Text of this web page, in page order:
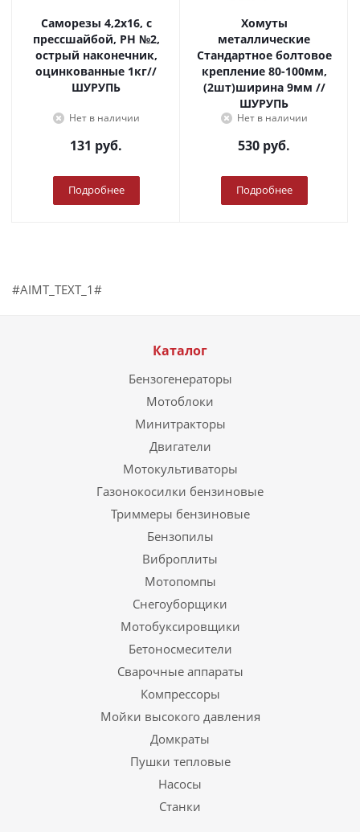
Саморезы 4,2х16, с
прессшайбой, PH №2,
острый наконечник,
оцинкованные 1кг//
ШУРУПЬ
Нет в наличии
131 руб.
Подробнее
Хомуты
металлические
Стандартное болтовое
крепление 80-100мм,
(2шт)ширина 9мм //
ШУРУПЬ
Нет в наличии
530 руб.
Подробнее
#AIMT_TEXT_1#
Каталог
Бензогенераторы
Мотоблоки
Минитракторы
Двигатели
Мотокультиваторы
Газонокосилки бензиновые
Триммеры бензиновые
Бензопилы
Виброплиты
Мотопомпы
Снегоуборщики
Мотобуксировщики
Бетоносмесители
Сварочные аппараты
Компрессоры
Мойки высокого давления
Домкраты
Пушки тепловые
Насосы
Станки